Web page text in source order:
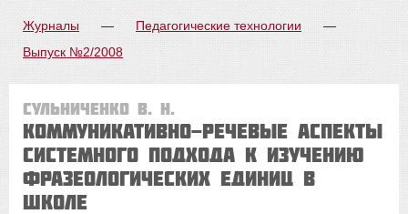
Журналы — Педагогические технологии
—
Выпуск №2/2008
Сульниченко В. Н.
Коммуникативно-речевые аспекты
системного подхода к изучению
фразеологических единиц в
школе